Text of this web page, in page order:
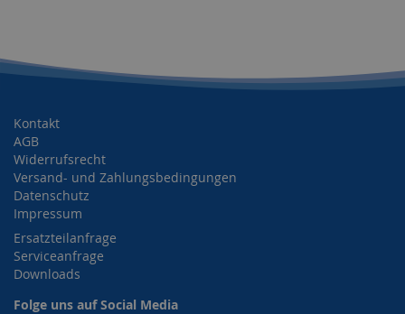
Kontakt
AGB
Widerrufsrecht
Versand- und Zahlungsbedingungen
Datenschutz
Impressum
Ersatzteilanfrage
Serviceanfrage
Downloads
Folge uns auf Social Media